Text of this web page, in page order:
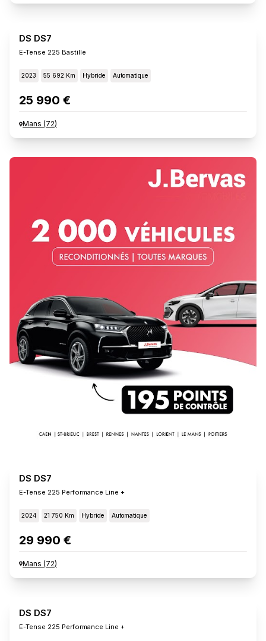
DS DS7
E-Tense 225 Bastille
2023 55 692 Km Hybride Automatique
25 990 €
Mans (72)
DS DS7
E-Tense 225 Performance Line +
2024 21 750 Km Hybride Automatique
29 990 €
Mans (72)
DS DS7
E-Tense 225 Performance Line +